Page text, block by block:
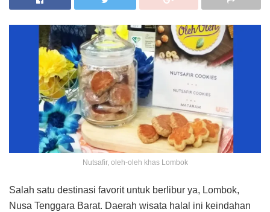
Nutsafir, oleh-oleh khas Lombok
Salah satu destinasi favorit untuk berlibur ya, Lombok,
Nusa Tenggara Barat. Daerah wisata halal ini keindahan